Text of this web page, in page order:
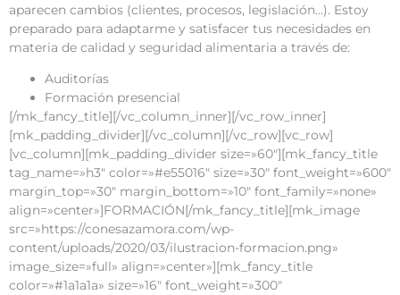
aparecen cambios (clientes, procesos, legislación…). Estoy
preparado para adaptarme y satisfacer tus necesidades en
materia de calidad y seguridad alimentaria a través de:
Auditorías
Formación presencial
[/mk_fancy_title][/vc_column_inner][/vc_row_inner]
[mk_padding_divider][/vc_column][/vc_row][vc_row]
[vc_column][mk_padding_divider size=»60″][mk_fancy_title
tag_name=»h3″ color=»#e55016″ size=»30″ font_weight=»600″
margin_top=»30″ margin_bottom=»10″ font_family=»none»
align=»center»]FORMACIÓN[/mk_fancy_title][mk_image
src=»https://conesazamora.com/wp-
content/uploads/2020/03/ilustracion-formacion.png»
image_size=»full» align=»center»][mk_fancy_title
color=»#1a1a1a» size=»16″ font_weight=»300″